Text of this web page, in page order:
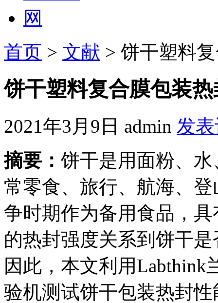
首页 > 文献 > 饼干塑料
饼干塑料复合膜包装
2021年3月9日 admin 发
摘要： 饼干是用面粉、
常零食、旅行、航海、
争时期作为备用食品，
的热封强度关系到饼干
因此，本文利用Labthink
验机测试饼干包装热封